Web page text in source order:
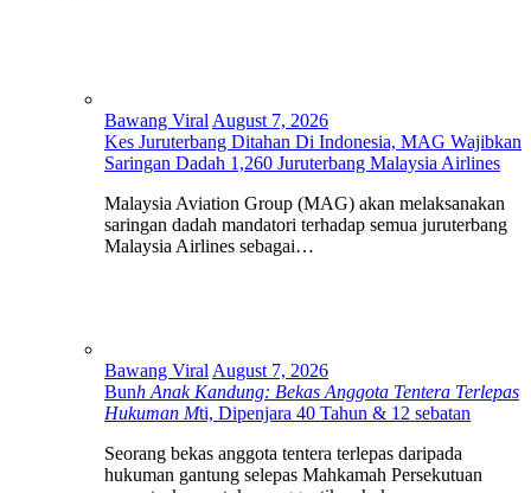
Bawang Viral August 7, 2026
Kes Juruterbang Ditahan Di Indonesia, MAG Wajibkan
Saringan Dadah 1,260 Juruterbang Malaysia Airlines
Malaysia Aviation Group (MAG) akan melaksanakan
saringan dadah mandatori terhadap semua juruterbang
Malaysia Airlines sebagai…
Bawang Viral August 7, 2026
Bunh Anak Kandung: Bekas Anggota Tentera Terlepas
Hukuman Mti, Dipenjara 40 Tahun & 12 sebatan
Seorang bekas anggota tentera terlepas daripada
hukuman gantung selepas Mahkamah Persekutuan